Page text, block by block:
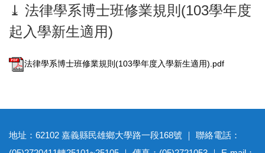
⤓ 法律學系博士班修業規則(103學年度
起入學新生適用)
法律學系博士班修業規則(103學年度入學新生適用).pdf
地址：62102 嘉義縣民雄鄉大學路一段168號 ｜ 聯絡電話：